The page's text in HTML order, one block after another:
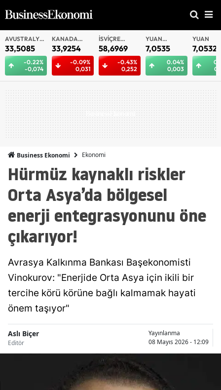
AVUSTRALYA
DOLARI
33,5085
-0.22%
-0,074
KANADA
DOLARI
33,9254
-0.09%
0,031
İSVIÇRE
FRANKI
58,6969
-0.43%
0,252
YUAN
OFFSHORE
7,0535
0.04%
0,003
YUAN
7,0532
Business Ekonomi Ekonomi
Hürmüz kaynaklı riskler
Orta Asya’da bölgesel
enerji entegrasyonunu öne
çıkarıyor!
Avrasya Kalkınma Bankası Başekonomisti
Vinokurov: "Enerjide Orta Asya için ikili bir
tercihe körü körüne bağlı kalmamak hayati
önem taşıyor"
Aslı Biçer
Editör
Yayınlanma
08 Mayıs 2026 - 12:09